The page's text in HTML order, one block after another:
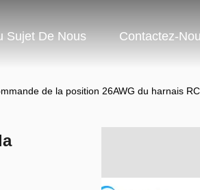
Sujet De Nous Contactez-
de la position 26AWG du harnais